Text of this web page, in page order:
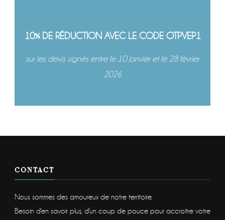
10% DE RÉDUCTION AVEC LE CODE OTPVEP1
sur les devis signés entre le 10 janvier et le 28 février
2026
CONTACT
Nous sommes des amoureux de notre territoire.
Besoin d'en savoir plus, d'un coup de pouce pour accroitre votre